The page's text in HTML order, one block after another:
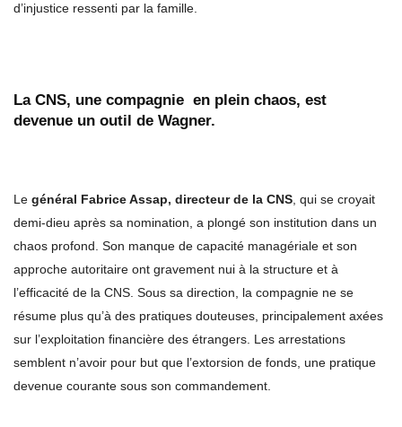
d’injustice ressenti par la famille.
La CNS, une compagnie en plein chaos, est
devenue un outil de Wagner.
Le général Fabrice Assap, directeur de la CNS, qui se croyait
demi-dieu après sa nomination, a plongé son institution dans un
chaos profond. Son manque de capacité managériale et son
approche autoritaire ont gravement nui à la structure et à
l’efficacité de la CNS. Sous sa direction, la compagnie ne se
résume plus qu’à des pratiques douteuses, principalement axées
sur l’exploitation financière des étrangers. Les arrestations
semblent n’avoir pour but que l’extorsion de fonds, une pratique
devenue courante sous son commandement.